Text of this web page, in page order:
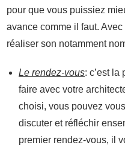
pour que vous puissiez
avance comme il faut.
réaliser son notamment
Le rendez-vous: c’est la
faire avec votre
choisi, vous pouvez
discuter et réfléchir
premier rendez-vous, il